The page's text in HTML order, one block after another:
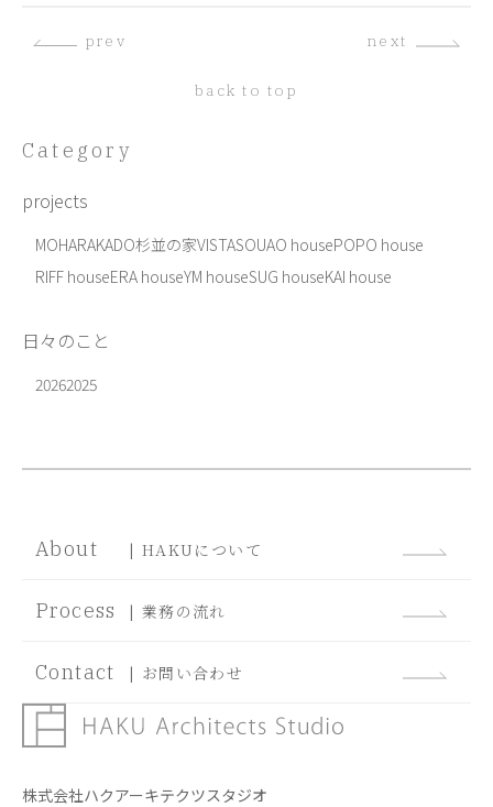
prev
back to top
next
Category
projects
MOHARAKADO杉並の家VISTASOUAO housePOPO house
RIFF houseERA houseYM houseSUG houseKAI house
日々のこと
20262025
About | HAKUについて
Process | 業務の流れ
Contact | お問い合わせ
株式会社ハクアーキテクツスタジオ